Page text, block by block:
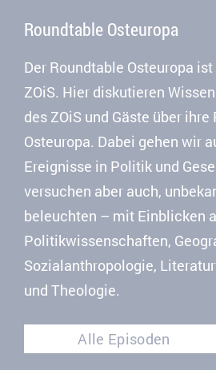
Roundtable Osteuropa
Der Roundtable Osteuropa
ZOiS. Hier diskutieren
des ZOiS und Gäste über ihre
Osteuropa. Dabei gehen wir
Ereignisse in Politik und
versuchen aber auch,
beleuchten – mit Einblicken
Politikwissenschaften,
Sozialanthropologie,
und Theologie.
Alle Episoden